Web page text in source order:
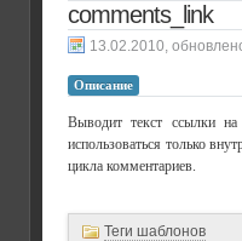
comments_link
,
Описание
Выводит текст ссылки
использоваться только
цикла комментариев.
Теги шаблонов